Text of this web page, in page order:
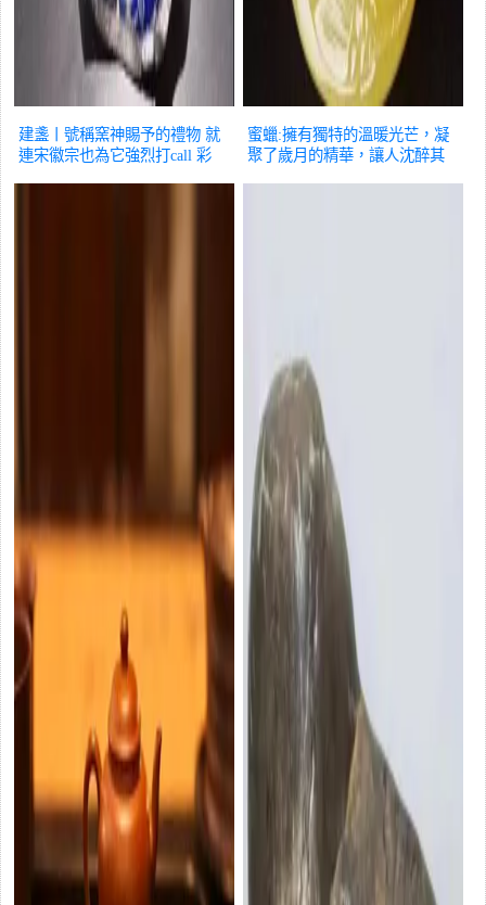
建盞丨號稱窯神賜予的禮物 就
連宋徽宗也為它強烈打call 彩
蜜蠟:擁有獨特的溫暖光芒，凝
聚了歲月的精華，讓人沈醉其